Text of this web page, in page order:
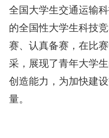
全国大学生交通运输
的全国性大学生科技
赛、认真备赛，在比
采，展现了青年大学
创造能力，为加快建
量。